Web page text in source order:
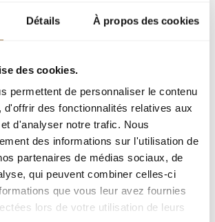
Détails À propos des cookies
des cookies.
permettent de personnaliser le contenu
d'offrir des fonctionnalités relatives aux
d'analyser notre trafic. Nous
des informations sur l'utilisation de
partenaires de médias sociaux, de
qui peuvent combiner celles-ci
que vous leur avez fournies
lors de votre utilisation de leurs